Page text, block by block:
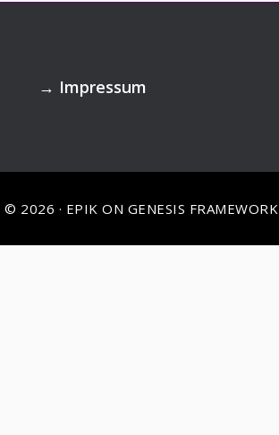
→ Impressum
© 2026 · EPIK ON GENESIS FRAMEWORK